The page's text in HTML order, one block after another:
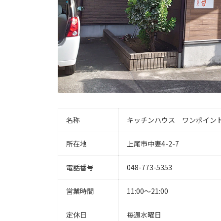
名称 キッチンハウス ワンポイン
所在地 上尾市中妻4-2-7
電話番号 048-773-5353
営業時間 11:00～21:00
定休日 毎週水曜日